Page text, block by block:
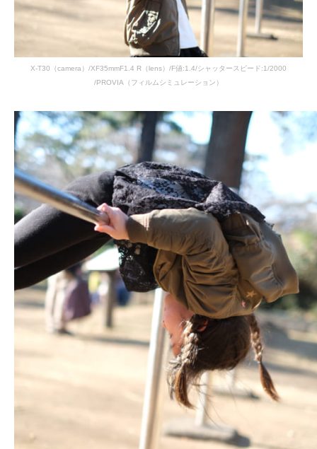
X-T30（camera）/XF35mmF1.4 R（lens）/F値:1.4/シャッタースピード:1/2000
/PROVIA（フィルムシミュレーション）